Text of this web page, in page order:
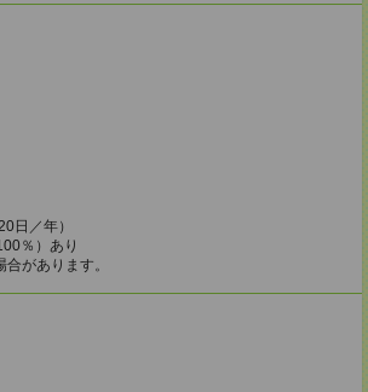
日／年）
％）あり
があります。